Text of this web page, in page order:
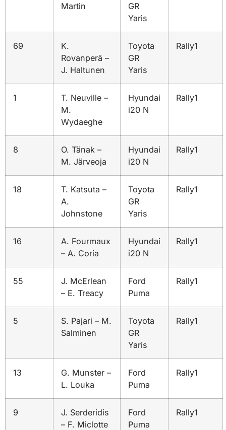
Martin
GR
Yaris
69
K.
Rovanperä –
J. Haltunen
Toyota
GR
Yaris
Rally1
1
T. Neuville –
M.
Wydaeghe
Hyundai
i20 N
Rally1
8
O. Tänak –
M. Järveoja
Hyundai
i20 N
Rally1
18
T. Katsuta –
A.
Johnstone
Toyota
GR
Yaris
Rally1
16
A. Fourmaux
– A. Coria
Hyundai
i20 N
Rally1
55
J. McErlean
– E. Treacy
Ford
Puma
Rally1
5
S. Pajari – M.
Salminen
Toyota
GR
Yaris
Rally1
13
G. Munster –
L. Louka
Ford
Puma
Rally1
9
J. Serderidis
– F. Miclotte
Ford
Puma
Rally1